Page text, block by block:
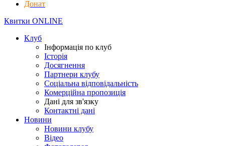
Донат
Квитки ONLINE
Клуб
Інформація по клуб
Історія
Досягнення
Партнери клубу
Соціальна відповідальність
Комерційна пропозиція
Дані для зв'язку
Контактні дані
Новини
Новини клубу
Відео